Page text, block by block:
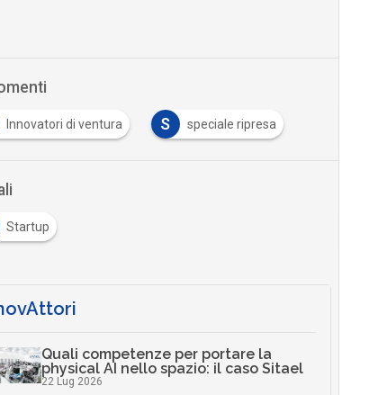
Innovatori di ventura S speciale ripresa
Startup
Quali competenze per portare la
physical AI nello spazio: il caso Sitael
22 Lug 2026